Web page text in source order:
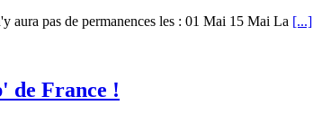
pas de permanences les : 01 Mai 15 Mai La [...]
de France !